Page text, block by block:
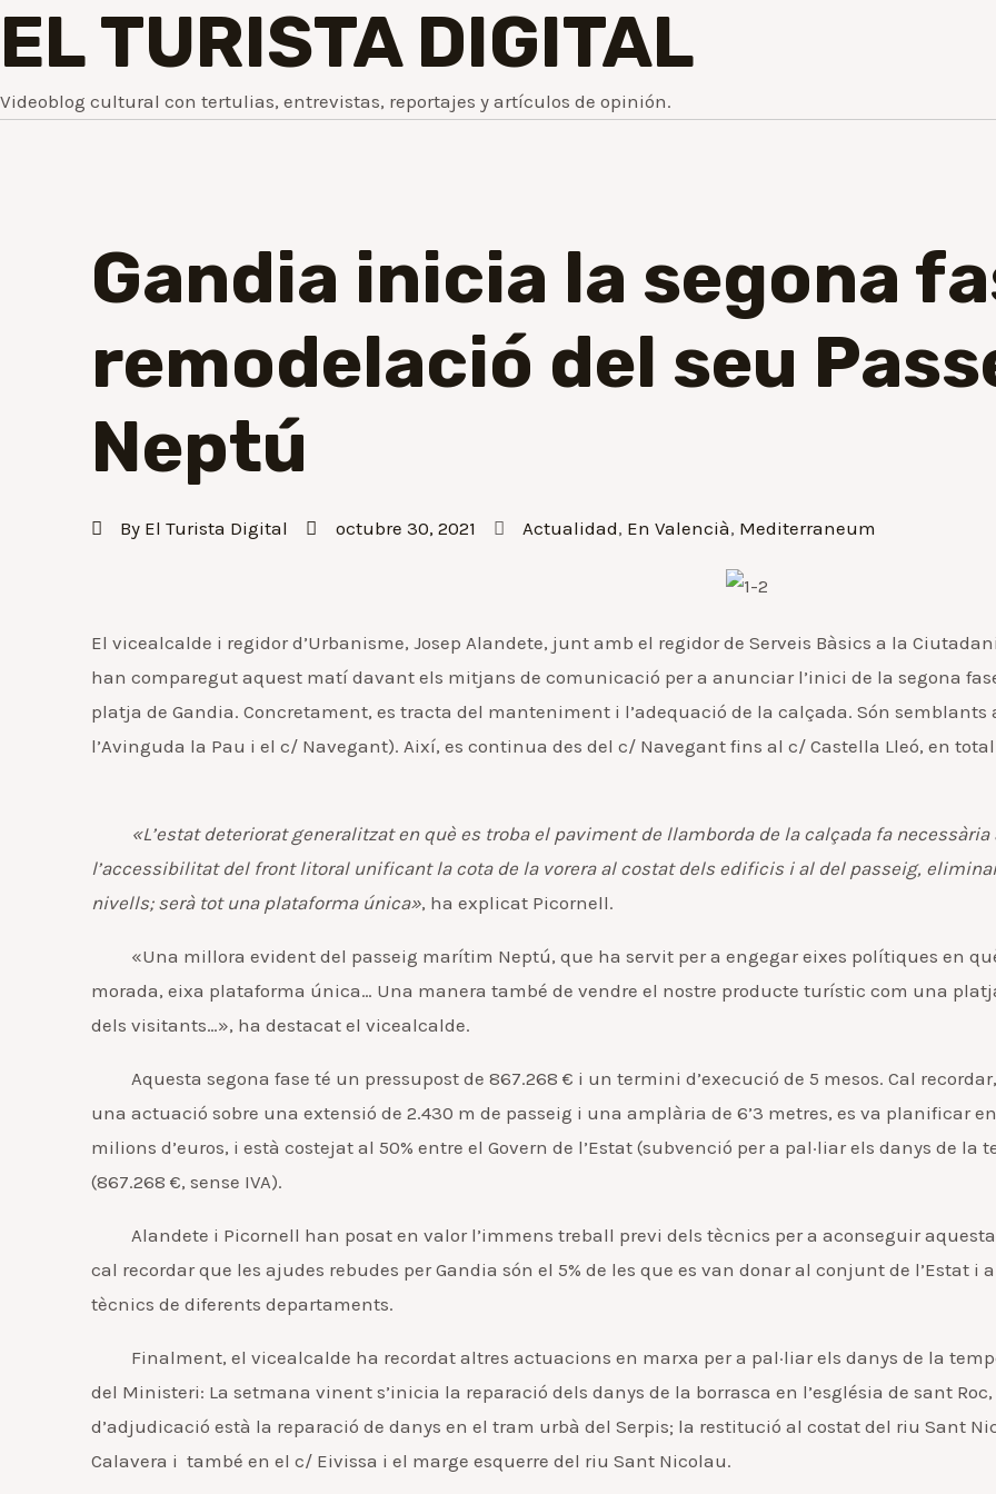
EL TURISTA DIGITAL
Videoblog cultural con tertulias, entrevistas, reportajes y artículos de opinión.
Gandia inicia la segona
remodelació del seu
Neptú
By El Turista Digital octubre 30, 2021 Actualidad, En Valencià, Mediterraneum
El vicealcalde i regidor d’Urbanisme, Josep Alandete, junt amb el regidor de Serveis Bàsics a la
han comparegut aquest matí davant els mitjans de comunicació per a anunciar l’inici de la segona
platja de Gandia. Concretament, es tracta del manteniment i l’adequació de la calçada. Són semblants
l’Avinguda la Pau i el c/ Navegant). Així, es continua des del c/ Navegant fins al c/ Castella Lleó, en total
«L’estat deteriorat generalitzat en què es troba el paviment de llamborda de la calçada fa
l’accessibilitat del front litoral unificant la cota de la vorera al costat dels edificis i al del passeig,
nivells; serà tot una plataforma única», ha explicat Picornell.
«Una millora evident del passeig marítim Neptú, que ha servit per a engegar eixes polítiques en
morada, eixa plataforma única… Una manera també de vendre el nostre producte turístic com una
dels visitants…», ha destacat el vicealcalde.
Aquesta segona fase té un pressupost de 867.268 € i un termini d’execució de 5 mesos. Cal
una actuació sobre una extensió de 2.430 m de passeig i una amplària de 6’3 metres, es va planificar
milions d’euros, i està costejat al 50% entre el Govern de l’Estat (subvenció per a pal·liar els danys de
(867.268 €, sense IVA).
Alandete i Picornell han posat en valor l’immens treball previ dels tècnics per a aconseguir
cal recordar que les ajudes rebudes per Gandia són el 5% de les que es van donar al conjunt de l’Estat
tècnics de diferents departaments.
Finalment, el vicealcalde ha recordat altres actuacions en marxa per a pal·liar els danys de la
del Ministeri: La setmana vinent s’inicia la reparació dels danys de la borrasca en l’església de sant
d’adjudicació està la reparació de danys en el tram urbà del Serpis; la restitució al costat del riu Sant
Calavera i també en el c/ Eivissa i el marge esquerre del riu Sant Nicolau.